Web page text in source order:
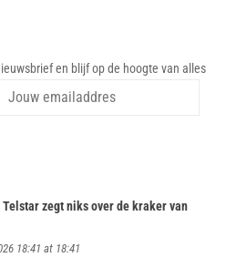
en blijf op de hoogte van alles
Telstar zegt niks over de kraker van
18:41 at 18:41